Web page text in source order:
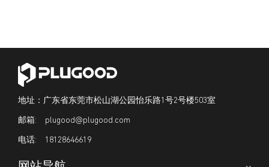
地址：广东省东莞市松山湖公园怡乐路1号2号楼503室
plugood@plugood.com
18128646619